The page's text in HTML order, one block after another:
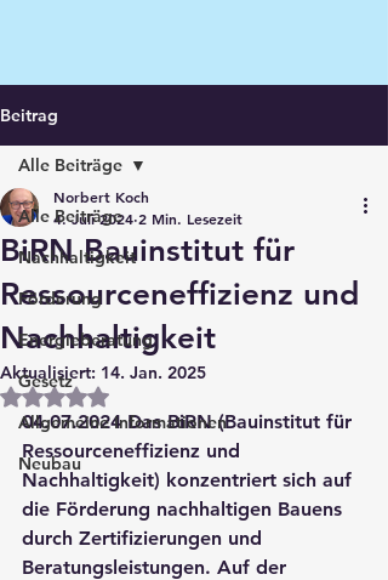
Beitrag
Alle Beiträge
Nachhaltigkeit
Förderung
Energieberatung
Gesetz
Allgemeine Informationen
Neubau
Alle Beiträge
BiRN Bauinstitut für
Ressourceneffizienz und
Nachhaltigkeit
Norbert Koch
4. Juli 2024 2 Min. Lesezeit
Aktualisiert: 14. Jan. 2025
Mit NaN von 5 Sternen bewertet.
04.07.2024 Das BiRN (Bauinstitut für
Ressourceneffizienz und
Nachhaltigkeit) konzentriert sich auf
die Förderung nachhaltigen Bauens
durch Zertifizierungen und
Beratungsleistungen. Auf der